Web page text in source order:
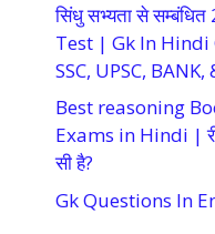
सिंधु सभ्यता से सम्बंधित
Test | Gk In Hindi
SSC, UPSC,
Best reasoning
Exams in Hindi |
सी है?
Gk Questions In